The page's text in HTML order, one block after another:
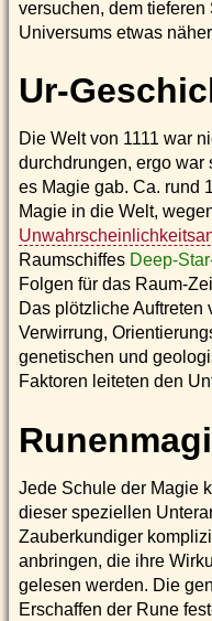
versuchen, dem
Universums etwas
Ur-
Die Welt von 1111 war
durchdrungen, ergo war
es Magie gab. Ca. rund
Magie in die Welt,
Raumschiffes Deep-
Folgen für das Raum-
Das plötzliche Auftreten
Verwirrung,
genetischen und
Faktoren leiteten den
Jede Schule der Magie
dieser speziellen
Zauberkundiger
anbringen, die ihre
gelesen werden. Die
Erschaffen der Rune